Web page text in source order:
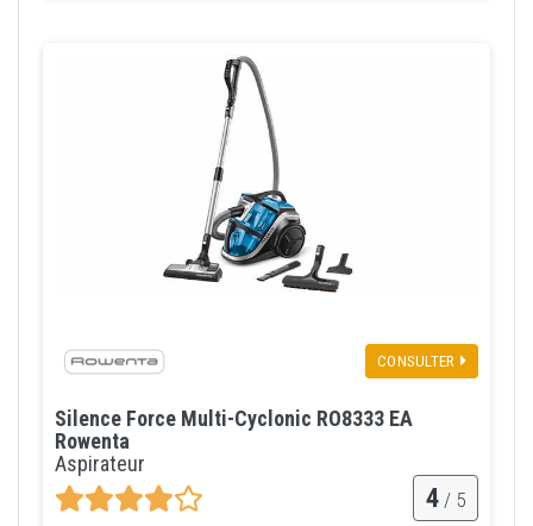
CONSULTER
Silence Force Multi-Cyclonic RO8333 EA
Rowenta
Aspirateur
4 / 5